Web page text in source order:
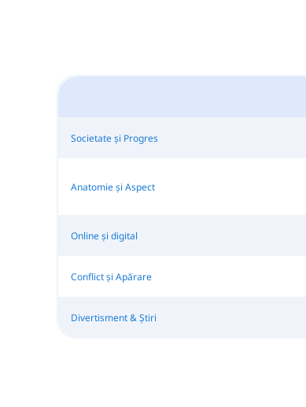
Societate și Progres
Anatomie și Aspect
Online și digital
Conflict și Apărare
Divertisment & Știri